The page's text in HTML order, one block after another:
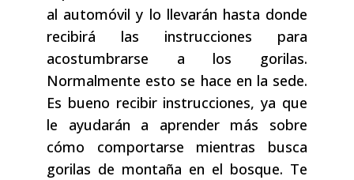
al automóvil y lo llevarán hasta donde
recibirá las instrucciones para
acostumbrarse a los gorilas.
Normalmente esto se hace en la sede.
Es bueno recibir instrucciones, ya que
le ayudarán a aprender más sobre
cómo comportarse mientras busca
gorilas de montaña en el bosque. Te